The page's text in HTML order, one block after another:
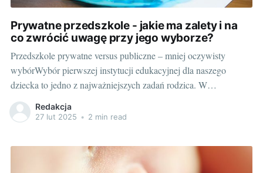
Prywatne przedszkole - jakie ma zalety i na
co zwrócić uwagę przy jego wyborze?
Przedszkole prywatne versus publiczne – mniej oczywisty
wybórWybór pierwszej instytucji edukacyjnej dla naszego
dziecka to jedno z najważniejszych zadań rodzica. W
dzisiejszych czasach, kiedy prywatne przedszkola stają się coraz
bardziej popularne, wybór między publiczną a prywatną
rodziców bez wahania posyłało swoje dzieci
Redakcja
27 lut 2025 • 2 min read